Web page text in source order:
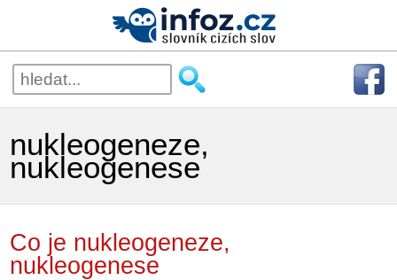
nukleogeneze,
nukleogenese
Co je nukleogeneze,
nukleogenese